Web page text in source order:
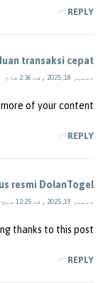
REPLY
transaksi cepat
دسمبر 18, 2025 وقت 2:36 شام
of your content.
REPLY
resmi DolanTogel
دسمبر 19, 2025 وقت 12:25 صبح
thanks to this post.
REPLY